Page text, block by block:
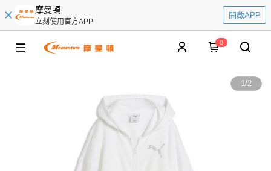
摩曼頓
立刻使用官方APP
開啟APP
0
1/2